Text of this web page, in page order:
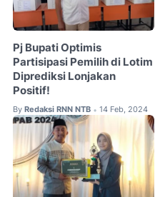
Pj Bupati Optimis
Partisipasi Pemilih di Lotim
Diprediksi Lonjakan
Positif!
By Redaksi RNN NTB • 14 Feb, 2024